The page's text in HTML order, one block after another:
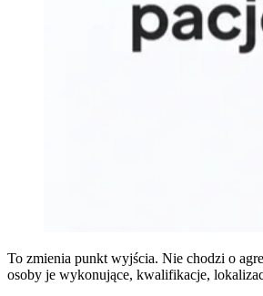
To zmienia punkt wyjścia. Nie chodzi o
osoby je wykonujące, kwalifikacje,